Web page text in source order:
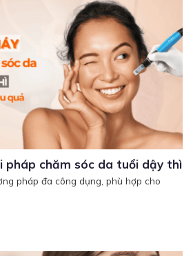
pháp chăm sóc da tuổi dậy thì
pháp đa công dụng, phù hợp cho